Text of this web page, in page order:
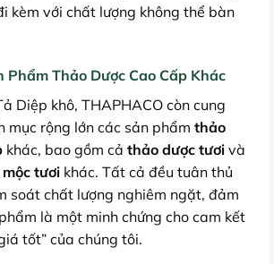
kèm với chất lượng không thể bàn
Phẩm Thảo Dược Cao Cấp Khác
Diệp khô, THAPHACO còn cung
mục rộng lớn các sản phẩm thảo
khác, bao gồm cả thảo dược tươi và
tươi khác. Tất cả đều tuân thủ
soát chất lượng nghiêm ngặt, đảm
là một minh chứng cho cam kết
tốt” của chúng tôi.